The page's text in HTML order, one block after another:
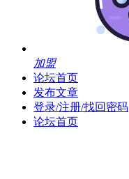
加盟
论坛首页
发布文章
登录/注册/找回密码
论坛首页